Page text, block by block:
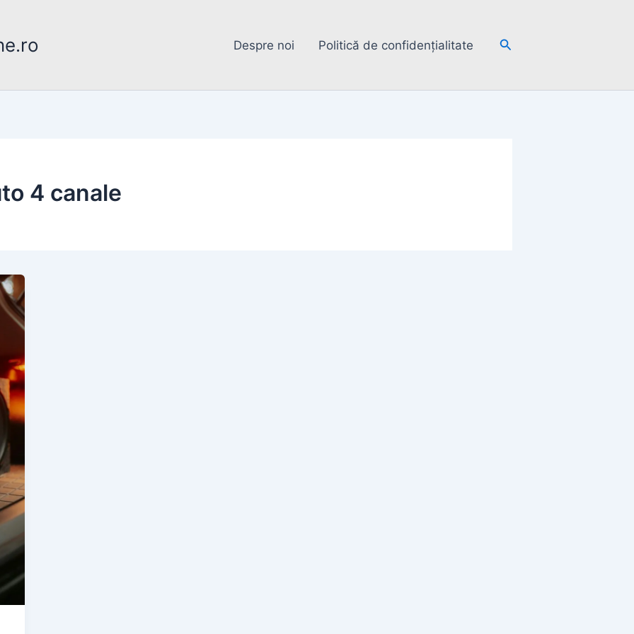
Despre noi Politică de confidențialitate Search
4 canale